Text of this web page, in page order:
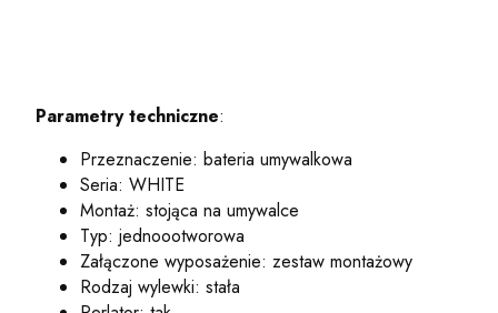
Parametry techniczne:
Przeznaczenie: bateria umywalkowa
Seria: WHITE
Montaż: stojąca na umywalce
Typ: jednoootworowa
Załączone wyposażenie: zestaw montażowy
Rodzaj wylewki: stała